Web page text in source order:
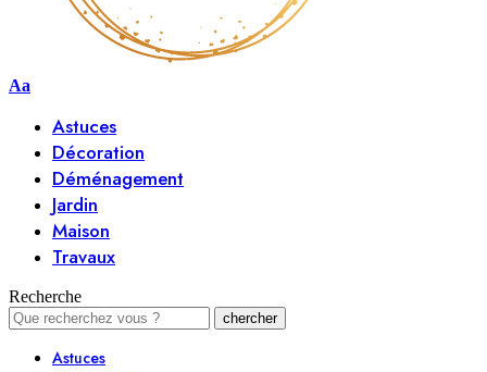
Aa
Astuces
Décoration
Déménagement
Jardin
Maison
Travaux
Recherche
Astuces